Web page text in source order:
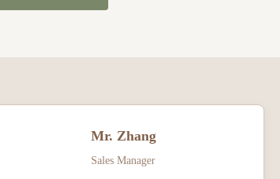
Mr. Zhang
Sales Manager